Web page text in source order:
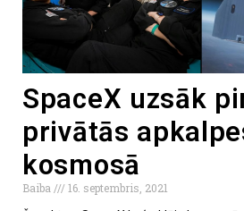
SpaceX uzsāk
privātās
kosmosā
Baiba
16. septembris, 2021